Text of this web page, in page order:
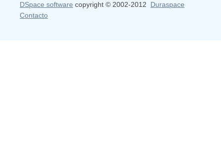
DSpace software copyright © 2002-2012 Duraspace
Contacto